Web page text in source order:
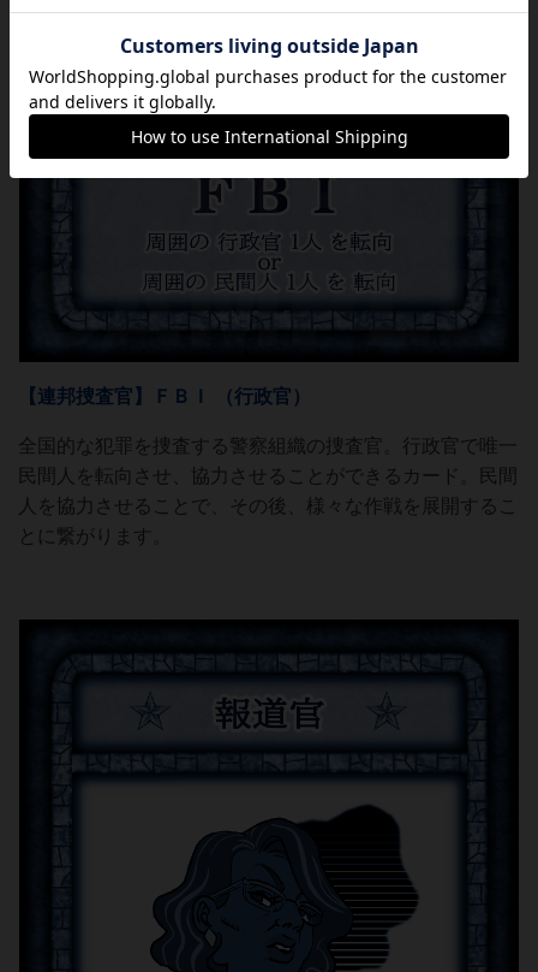
【連邦捜査官】ＦＢＩ （行政官）
全国的な犯罪を捜査する警察組織の捜査官。行政官で唯一
民間人を転向させ、協力させることができるカード。民間
人を協力させることで、その後、様々な作戦を展開するこ
とに繋がります。